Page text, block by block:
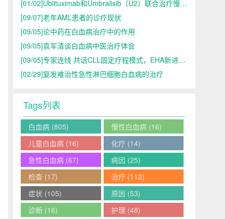
[01/02]Ublituximab和Umbralisib（U2）联合治疗慢性淋巴细胞白血病的探索
[09/07]老年AML患者的诊疗现状
[09/05]论中药在白血病治疗中的作用
[09/05]袁军清谈白血病中医治疗体会
[09/05]专家连线 共话CLL固定疗程模式，EHA新进展&国内新探索
[02/29]复发难治性急性淋巴细胞白血病的治疗
Tags列表
白血病 (805) 慢性白血病(16)
儿童白血病 (16) 化疗(14)
急性白血病 (67) 病因 (25)
检查 (17) 治疗(112)
症状 (105) 原因 (53)
诊断 (16) 护理 (48)